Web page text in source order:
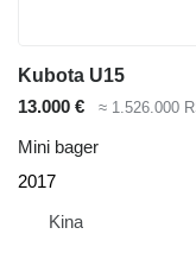
Kubota U15
13.000 €
≈ 1.526.000
Mini bager
2017
Kina